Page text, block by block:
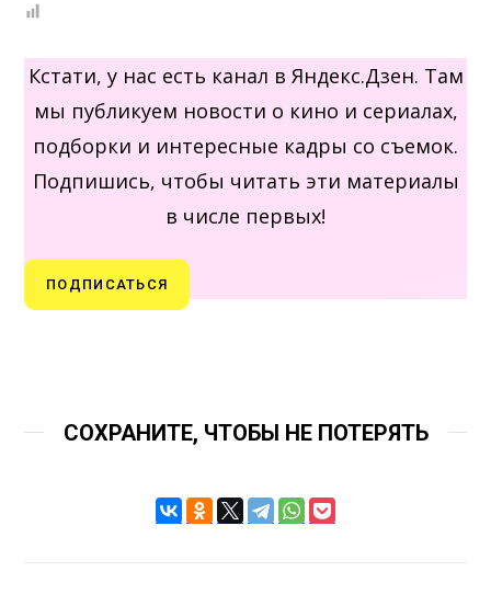
Кстати, у нас есть канал в Яндекс.Дзен. Там
мы публикуем новости о кино и сериалах,
подборки и интересные кадры со съемок.
Подпишись, чтобы читать эти материалы
в числе первых!
ПОДПИСАТЬСЯ
СОХРАНИТЕ, ЧТОБЫ НЕ ПОТЕРЯТЬ